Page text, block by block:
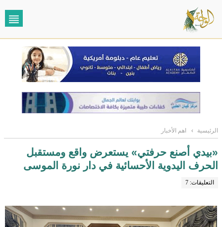
الرئيسية › اهم الأخبار
«بيدي أصنع حرفتي» يستعرض واقع ومستقبل
الحرف اليدوية الأحسائية في دار نورة الموسى
التعليقات: 7